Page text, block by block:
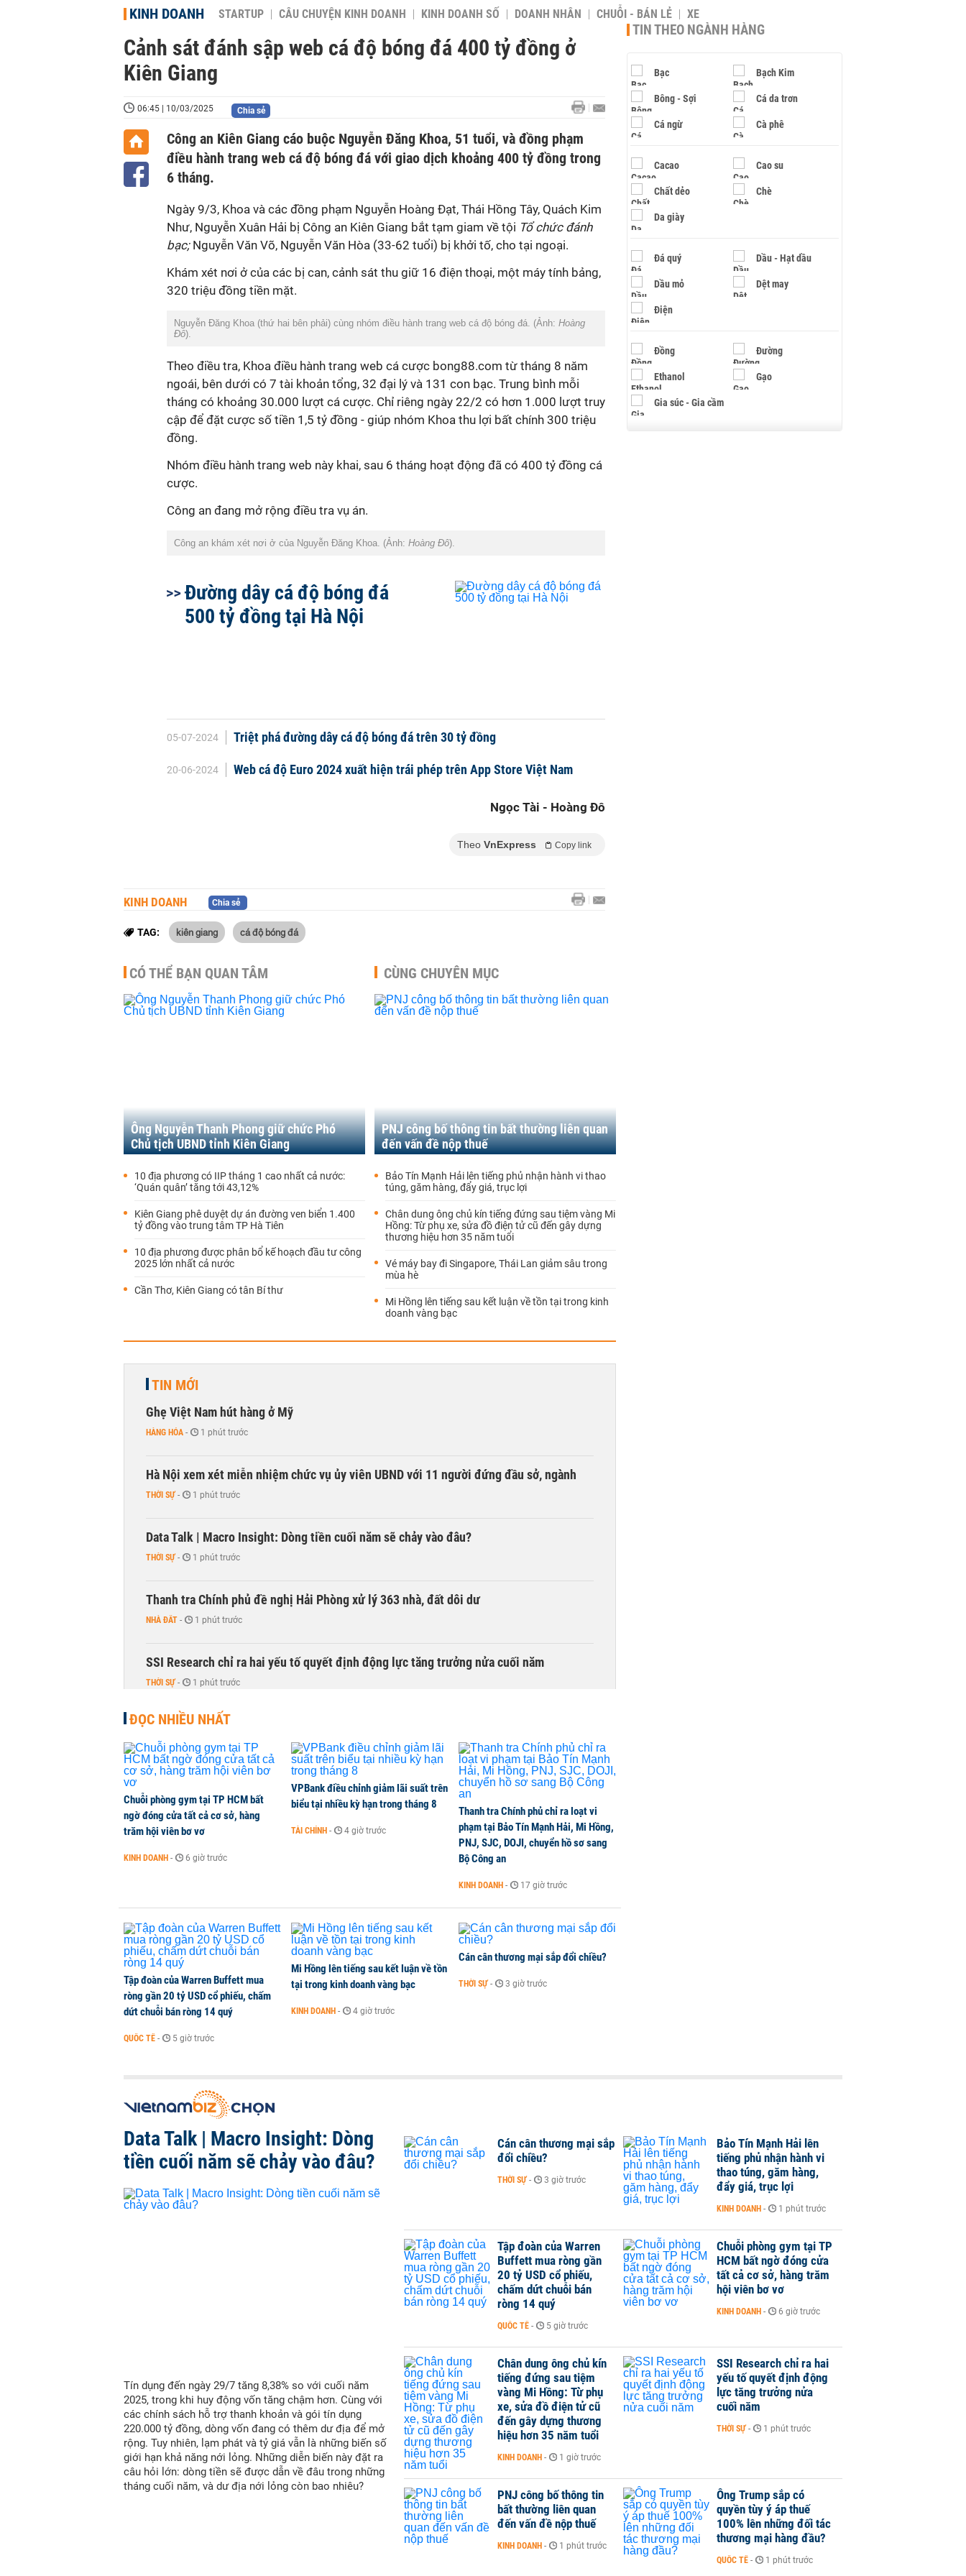
KINH DOANH STARTUP CÂU CHUYỆN KINH DOANH KINH DOANH SỐ DOANH NHÂN CHUỖI - BÁN LẺ XE
Cảnh sát đánh sập web cá độ bóng đá 400 tỷ đồng ở
Kiên Giang
06:45 | 10/03/2025 Chia sẻ
Công an Kiên Giang cáo buộc Nguyễn Đăng Khoa, 51 tuổi, và đồng phạm
điều hành trang web cá độ bóng đá với giao dịch khoảng 400 tỷ đồng trong
6 tháng.
Ngày 9/3, Khoa và các đồng phạm Nguyễn Hoàng Đạt, Thái Hồng Tây, Quách Kim
Như, Nguyễn Xuân Hải bị Công an Kiên Giang bắt tạm giam về tội Tổ chức đánh
bạc; Nguyễn Văn Võ, Nguyễn Văn Hòa (33-62 tuổi) bị khởi tố, cho tại ngoại.
Khám xét nơi ở của các bị can, cảnh sát thu giữ 16 điện thoại, một máy tính bảng,
320 triệu đồng tiền mặt.
Nguyễn Đăng Khoa (thứ hai bên phải) cùng nhóm điều hành trang web cá độ bóng đá. (Ảnh: Hoàng
Đô).
Theo điều tra, Khoa điều hành trang web cá cược bong88.com từ tháng 8 năm
ngoái, bên dưới có 7 tài khoản tổng, 32 đại lý và 131 con bạc. Trung bình mỗi
tháng có khoảng 30.000 lượt cá cược. Chỉ riêng ngày 22/2 có hơn 1.000 lượt truy
cập để đặt cược số tiền 1,5 tỷ đồng - giúp nhóm Khoa thu lợi bất chính 300 triệu
đồng.
Nhóm điều hành trang web này khai, sau 6 tháng hoạt động đã có 400 tỷ đồng cá
cược.
Công an đang mở rộng điều tra vụ án.
Công an khám xét nơi ở của Nguyễn Đăng Khoa. (Ảnh: Hoàng Đô).
Đường dây cá độ bóng đá
500 tỷ đồng tại Hà Nội
05-07-2024 Triệt phá đường dây cá độ bóng đá trên 30 tỷ đồng
20-06-2024 Web cá độ Euro 2024 xuất hiện trái phép trên App Store Việt Nam
Ngọc Tài - Hoàng Đô
Theo VnExpress Copy link
KINH DOANH Chia sẻ
TAG: kiên giang cá độ bóng đá
CÓ THỂ BẠN QUAN TÂM
Ông Nguyễn Thanh Phong giữ chức Phó
Chủ tịch UBND tỉnh Kiên Giang
10 địa phương có IIP tháng 1 cao nhất cả nước:
‘Quán quân’ tăng tới 43,12%
Kiên Giang phê duyệt dự án đường ven biển 1.400
tỷ đồng vào trung tâm TP Hà Tiên
10 địa phương được phân bổ kế hoạch đầu tư công
2025 lớn nhất cả nước
Cần Thơ, Kiên Giang có tân Bí thư
CÙNG CHUYÊN MỤC
PNJ công bố thông tin bất thường liên quan
đến vấn đề nộp thuế
Bảo Tín Mạnh Hải lên tiếng phủ nhận hành vi thao
túng, găm hàng, đẩy giá, trục lợi
Chân dung ông chủ kín tiếng đứng sau tiệm vàng Mi
Hồng: Từ phụ xe, sửa đồ điện tử cũ đến gây dựng
thương hiệu hơn 35 năm tuổi
Vé máy bay đi Singapore, Thái Lan giảm sâu trong
mùa hè
Mi Hồng lên tiếng sau kết luận về tồn tại trong kinh
doanh vàng bạc
TIN MỚI
Ghẹ Việt Nam hút hàng ở Mỹ
HÀNG HÓA - 1 phút trước
Hà Nội xem xét miễn nhiệm chức vụ ủy viên UBND với 11 người đứng đầu sở, ngành
THỜI SỰ - 1 phút trước
Data Talk | Macro Insight: Dòng tiền cuối năm sẽ chảy vào đâu?
THỜI SỰ - 1 phút trước
Thanh tra Chính phủ đề nghị Hải Phòng xử lý 363 nhà, đất dôi dư
NHÀ ĐẤT - 1 phút trước
SSI Research chỉ ra hai yếu tố quyết định động lực tăng trưởng nửa cuối năm
THỜI SỰ - 1 phút trước
Nhiều phòng trọ Hà Nội tăng giá
NHÀ ĐẤT - 1 phút trước
Ông Trump sắp có quyền tùy ý áp thuế 100% lên những đối tác thương mại hàng đầu?
QUỐC TẾ - 1 phút trước
ĐỌC NHIỀU NHẤT
Chuỗi phòng gym tại TP HCM bất
ngờ đóng cửa tất cả cơ sở, hàng
trăm hội viên bơ vơ
KINH DOANH - 6 giờ trước
VPBank điều chỉnh giảm lãi suất trên
biểu tại nhiều kỳ hạn trong tháng 8
TÀI CHÍNH - 4 giờ trước
Thanh tra Chính phủ chỉ ra loạt vi
phạm tại Bảo Tín Mạnh Hải, Mi Hồng,
PNJ, SJC, DOJI, chuyển hồ sơ sang
Bộ Công an
KINH DOANH - 17 giờ trước
Tập đoàn của Warren Buffett mua
ròng gần 20 tỷ USD cổ phiếu, chấm
dứt chuỗi bán ròng 14 quý
QUỐC TẾ - 5 giờ trước
Mi Hồng lên tiếng sau kết luận về tồn
tại trong kinh doanh vàng bạc
KINH DOANH - 4 giờ trước
Cán cân thương mại sắp đổi chiều?
THỜI SỰ - 3 giờ trước
TIN THEO NGÀNH HÀNG
Bạc Bạch Kim
Bông - Sợi Cá da trơn
Cá ngừ Cà phê
Cacao Cao su
Chất dẻo Chè
Da giày
Đá quý Dầu - Hạt dầu
Dầu mỏ Dệt may
Điện
Đồng Đường
Ethanol Gạo
Gia súc - Gia cầm
Data Talk | Macro Insight: Dòng
tiền cuối năm sẽ chảy vào đâu?
Tín dụng đến ngày 29/7 tăng 8,38% so với cuối năm
2025, trong khi huy động vốn tăng chậm hơn. Cùng với
các chính sách hỗ trợ thanh khoản và gói tín dụng
220.000 tỷ đồng, dòng vốn đang có thêm dư địa để mở
rộng. Tuy nhiên, lạm phát và tỷ giá vẫn là những biến số
giới hạn khả năng nới lỏng. Những diễn biến này đặt ra
câu hỏi lớn: dòng tiền sẽ được dẫn về đâu trong những
tháng cuối năm, và dư địa nới lỏng còn bao nhiêu?
Cán cân thương mại sắp
đổi chiều?
THỜI SỰ - 3 giờ trước
Bảo Tín Mạnh Hải lên
tiếng phủ nhận hành vi
thao túng, găm hàng,
đẩy giá, trục lợi
KINH DOANH - 1 phút trước
Tập đoàn của Warren
Buffett mua ròng gần
20 tỷ USD cổ phiếu,
chấm dứt chuỗi bán
ròng 14 quý
QUỐC TẾ - 5 giờ trước
Chuỗi phòng gym tại TP
HCM bất ngờ đóng cửa
tất cả cơ sở, hàng trăm
hội viên bơ vơ
KINH DOANH - 6 giờ trước
Chân dung ông chủ kín
tiếng đứng sau tiệm
vàng Mi Hồng: Từ phụ
xe, sửa đồ điện tử cũ
đến gây dựng thương
hiệu hơn 35 năm tuổi
KINH DOANH - 1 giờ trước
SSI Research chỉ ra hai
yếu tố quyết định động
lực tăng trưởng nửa
cuối năm
THỜI SỰ - 1 phút trước
PNJ công bố thông tin
bất thường liên quan
đến vấn đề nộp thuế
KINH DOANH - 1 phút trước
Ông Trump sắp có
quyền tùy ý áp thuế
100% lên những đối tác
thương mại hàng đầu?
QUỐC TẾ - 1 phút trước